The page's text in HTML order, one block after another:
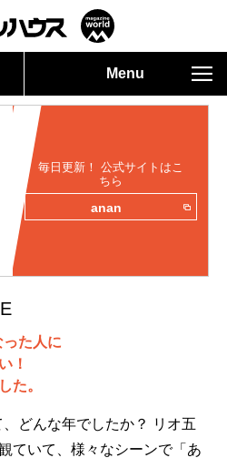
Menu
毎日更新！ 公式サイトはこ
ちら
anan
った人に
！
た。
どんな年でしたか？ リオ五
ていて、様々なシーンで「あ